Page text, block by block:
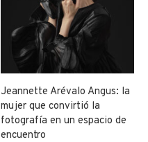
Jeannette Arévalo Angus: la
mujer que convirtió la
fotografía en un espacio de
encuentro